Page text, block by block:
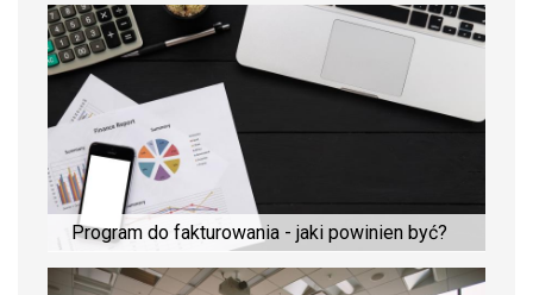
Program do fakturowania - jaki powinien być?